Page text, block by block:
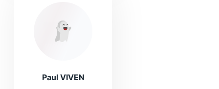
Paul VIVEN